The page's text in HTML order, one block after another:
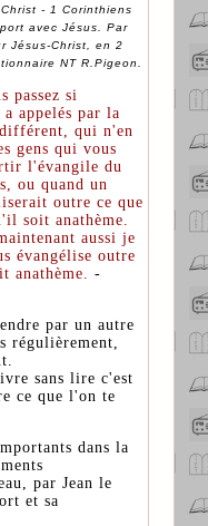
- 1 Corinthiens
avec Jésus. Par
Jésus-Christ, en 2
NT R.Pigeon.
passez si
appelés par la
qui n'en
gens qui vous
l'évangile du
ou quand un
outre ce que
soit anathème.
aussi je
évangélise outre
anathème.
-
par un autre
régulièrement,
sans lire c'est
ce que l'on te
dans la
par Jean le
et sa